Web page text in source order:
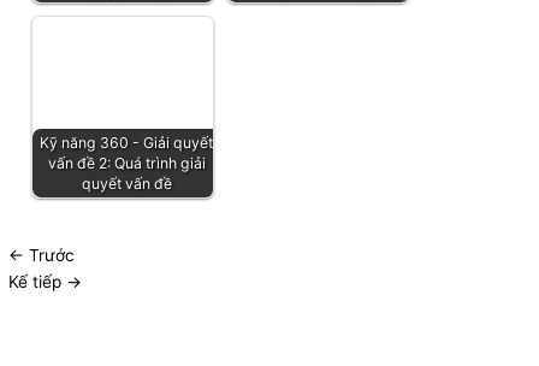
Kỹ năng 360 - Giải quyết
vấn đề 2: Quá trình giải
quyết vấn đề
← Trước
Kế tiếp →